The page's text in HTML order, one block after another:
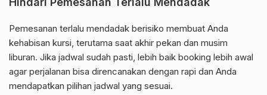
Pemesanan terlalu mendadak berisiko membuat Anda
kehabisan kursi, terutama saat akhir pekan dan musim
liburan. Jika jadwal sudah pasti, lebih baik booking lebih awal
agar perjalanan bisa direncanakan dengan rapi dan Anda
mendapatkan pilihan jadwal yang sesuai.